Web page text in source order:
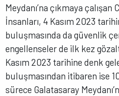
Meydanı’na çıkmaya
İnsanları, 4 Kasım 2023
buluşmasında da güvenlik
engellenseler de ilk kez
Kasım 2023 tarihine denk
buluşmasından itibaren ise 10
sürece Galatasaray